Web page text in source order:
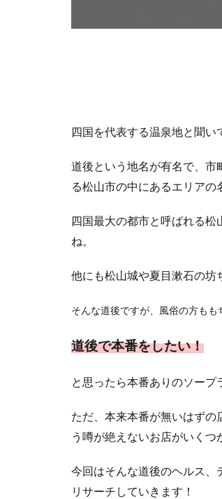
四国を代表する温泉地と聞い
道後という地名が有名で、市
る松山市の中にあるエリアの
四国最大の都市と呼ばれる
ね。
他にも松山城や夏目漱石の坊
そんな道後ですが、風俗の方もも
道後で本番をしたい！
と思ったら本番ありのソープ
ただ、本来本番が無いはず
う噂が絶えないお店がいくつ
今回はそんな道後のヘルス、
リサーチしていきます！